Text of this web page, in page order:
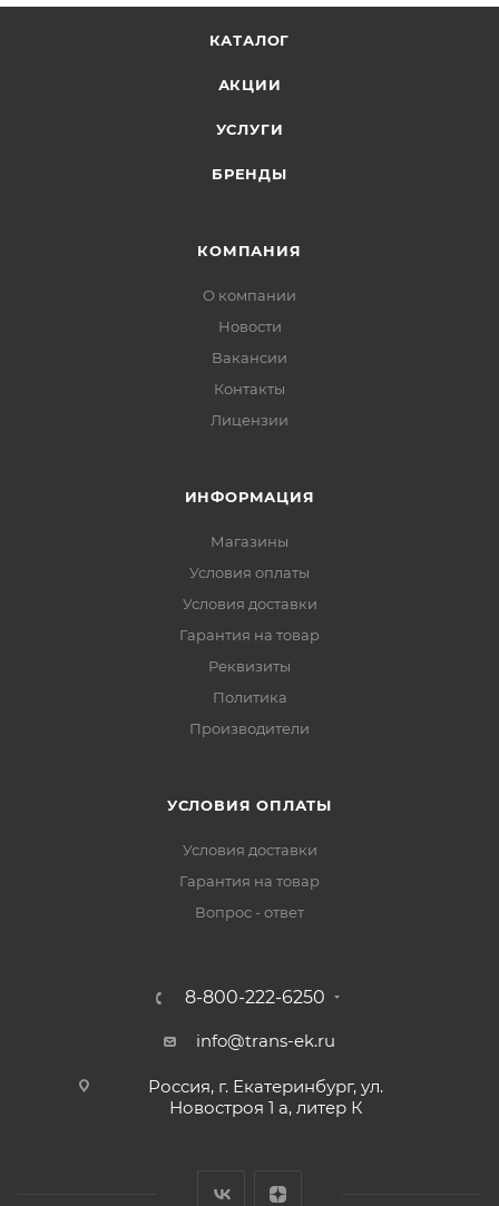
КАТАЛОГ
АКЦИИ
УСЛУГИ
БРЕНДЫ
КОМПАНИЯ
О компании
Новости
Вакансии
Контакты
Лицензии
ИНФОРМАЦИЯ
Магазины
Условия оплаты
Условия доставки
Гарантия на товар
Реквизиты
Политика
Производители
УСЛОВИЯ ОПЛАТЫ
Условия доставки
Гарантия на товар
Вопрос - ответ
8-800-222-6250
info@trans-ek.ru
Россия, г. Екатеринбург, ул.
Новостроя 1 а, литер К